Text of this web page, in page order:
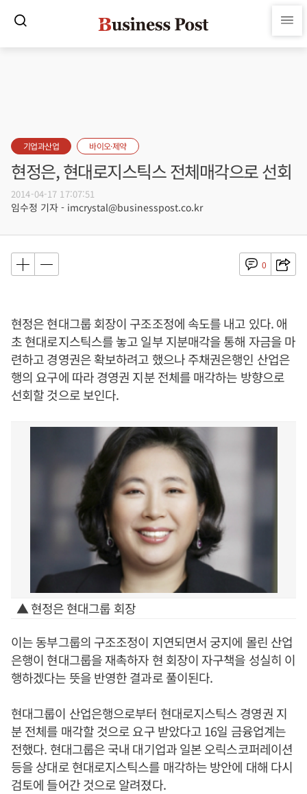
기업과산업 바이오·제약
현정은, 현대로지스틱스 전체매각으로 선회
2014-04-17 17:07:51
임수정 기자 - imcrystal@businesspost.co.kr
0
현정은 현대그룹 회장이 구조조정에 속도를 내고 있다. 애
초 현대로지스틱스를 놓고 일부 지분매각을 통해 자금을 마
련하고 경영권은 확보하려고 했으나 주채권은행인 산업은
행의 요구에 따라 경영권 지분 전체를 매각하는 방향으로
선회할 것으로 보인다.
▲ 현정은 현대그룹 회장
이는 동부그룹의 구조조정이 지연되면서 궁지에 몰린 산업
은행이 현대그룹을 재촉하자 현 회장이 자구책을 성실히 이
행하겠다는 뜻을 반영한 결과로 풀이된다.
현대그룹이 산업은행으로부터 현대로지스틱스 경영권 지
분 전체를 매각할 것으로 요구 받았다고 16일 금융업계는
전했다. 현대그룹은 국내 대기업과 일본 오릭스코퍼레이션
등을 상대로 현대로지스틱스를 매각하는 방안에 대해 다시
검토에 들어간 것으로 알려졌다.